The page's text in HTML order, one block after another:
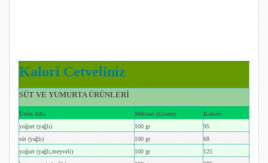
Kalori Cetveliniz
SÜT VE YUMURTA ÜRÜNLERİ
Ürün Adı: Miktarı (Gram):
Kalori:
yoğurt (yağlı)
100 gr
95
süt (yağlı)
100 gr
68
yoğurt (yağlı,meyveli)
100 gr
125